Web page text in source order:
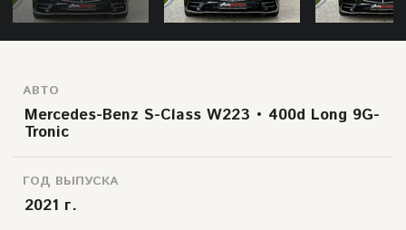
АВТО
Mercedes-Benz S-Class W223 • 400d Long 9G-
Tronic
ГОД ВЫПУСКА
2021 г.